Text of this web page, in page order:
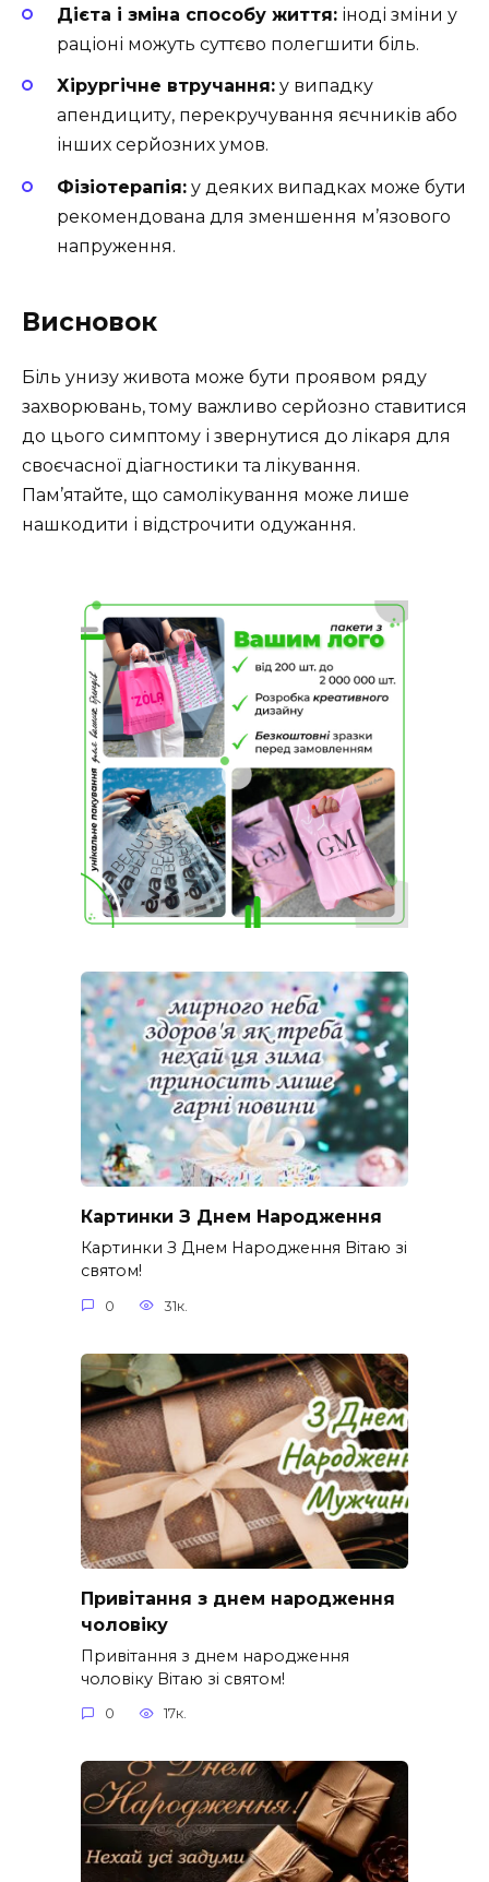
Дієта і зміна способу життя: іноді зміни у
раціоні можуть суттєво полегшити біль.
Хірургічне втручання: у випадку
апендициту, перекручування яєчників або
інших серйозних умов.
Фізіотерапія: у деяких випадках може бути
рекомендована для зменшення м’язового
напруження.
Висновок
Біль унизу живота може бути проявом ряду
захворювань, тому важливо серйозно ставитися
до цього симптому і звернутися до лікаря для
своєчасної діагностики та лікування.
Пам’ятайте, що самолікування може лише
нашкодити і відстрочити одужання.
Картинки З Днем Народження
Картинки З Днем Народження Вітаю зі
святом!
0 31к.
Привітання з днем народження
чоловіку
Привітання з днем народження
чоловіку Вітаю зі святом!
0 17к.